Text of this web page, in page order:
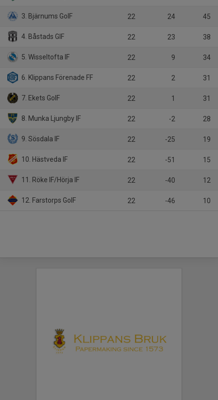
3. Bjärnums GoIF 22 24 45
4. Båstads GIF 22 23 38
5. Wisseltofta IF 22 9 34
6. Klippans Förenade FF 22 2 31
7. Ekets GoIF 22 1 31
8. Munka Ljungby IF 22 -2 28
9. Sösdala IF 22 -25 19
10. Hästveda IF 22 -51 15
11. Röke IF/Hörja IF 22 -40 12
12. Farstorps GoIF 22 -46 10